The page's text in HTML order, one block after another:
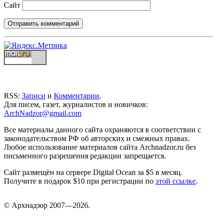
Сайт
RSS: Записи и Комментарии.
Для писем, газет, журналистов и новичков:
ArchNadzor@gmail.com
Все материалы данного сайта охраняются в соответствии с
законодательством РФ об авторских и смежных правах.
Любое использование материалов сайта Archnadzor.ru без
письменного разрешения редакции запрещается.
Сайт размещён на сервере Digital Ocean за $5 в месяц.
Получите в подарок $10 при регистрации по этой ссылке.
© Архнадзор 2007—2026.